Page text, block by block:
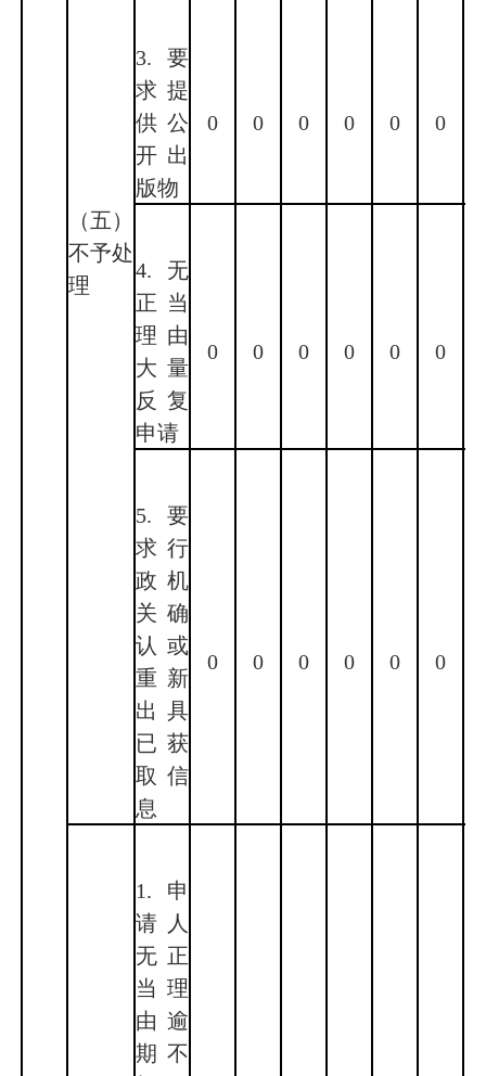
（五）
不予处
理
3.要
求提
供公
开出
版物
0 0 0 0 0 0
4.无
正当
理由
大量
反复
申请
0 0 0 0 0 0
5.要
求行
政机
关确
认或
重新
出具
已获
取信
息
0 0 0 0 0 0
1.申
请人
无正
当理
由逾
期不